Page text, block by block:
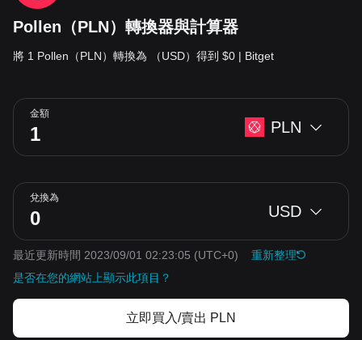
Pollen（PLN）轉換器與計算器
將 1 Pollen（PLN）轉換為 （USD）得到 $0 | Bitget
金額
PLN
兌換為
USD
最近更新時間 2023/09/01 02:23:05 (UTC+0)
重新整理
是否在您的網站上顯示此項目？
立即買入/賣出 PLN